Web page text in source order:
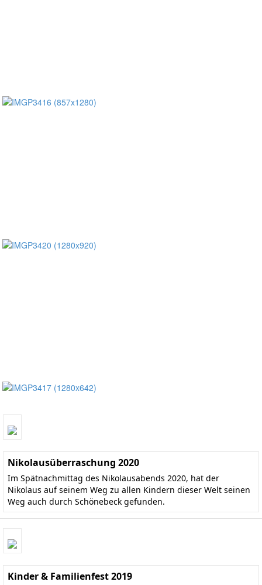
Nikolausüberraschung 2020
Im Spätnachmittag des Nikolausabends 2020, hat der
Nikolaus auf seinem Weg zu allen Kindern dieser Welt seinen
Weg auch durch Schönebeck gefunden.
Kinder & Familienfest 2019